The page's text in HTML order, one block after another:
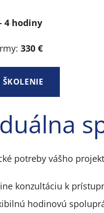
4 hodiny
330 €
ŠKOLENIE
potreby vášho
konzultáciu k
hodinovú